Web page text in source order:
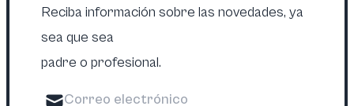
Reciba información sobre las novedades, ya
sea que sea
padre o profesional.